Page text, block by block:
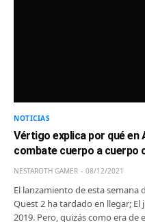
NOTICIAS
Vértigo explica por qué
combate cuerpo a cuerpo
NESTAROTH GAMER 08/12/2021
El lanzamiento de esta semana
Quest 2 ha tardado en llegar;
2019. Pero, quizás como era de